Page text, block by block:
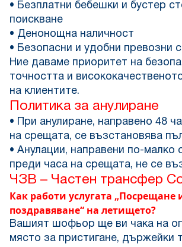
• Безплатни бебешки и бустер
поискване
• Денонощна наличност
• Безопасни и удобни превозни
Ние даваме приоритет на
точността и
на клиентите.
Политика за анулиране
• При анулиране, направено 48
на срещата, се възстановява
• Анулации, направени по-малко
преди часа на срещата, не се
ЧЗВ – Частен трансфер
Как работи услугата „Посрещане
поздравяване“ на летището?
Вашият шофьор ще ви чака на
място за пристигане, държейки